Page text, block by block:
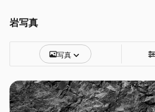
岩写真
写真